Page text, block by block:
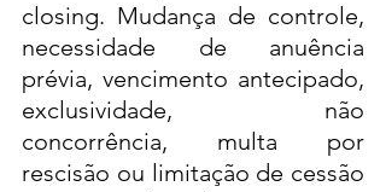
closing. Mudança de controle,
necessidade de anuência
prévia, vencimento antecipado,
exclusividade, não
concorrência, multa por
rescisão ou limitação de cessão